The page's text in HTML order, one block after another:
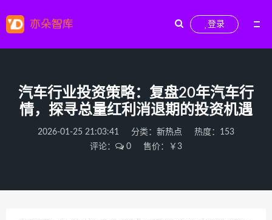
登录
汽车行业投资策略：复盘20年汽车行
情，探寻总量红利消退期的投资机遇
2026-01-25 21:03:41 分类： 新热点
热度：153
评论：
0 售价：￥3